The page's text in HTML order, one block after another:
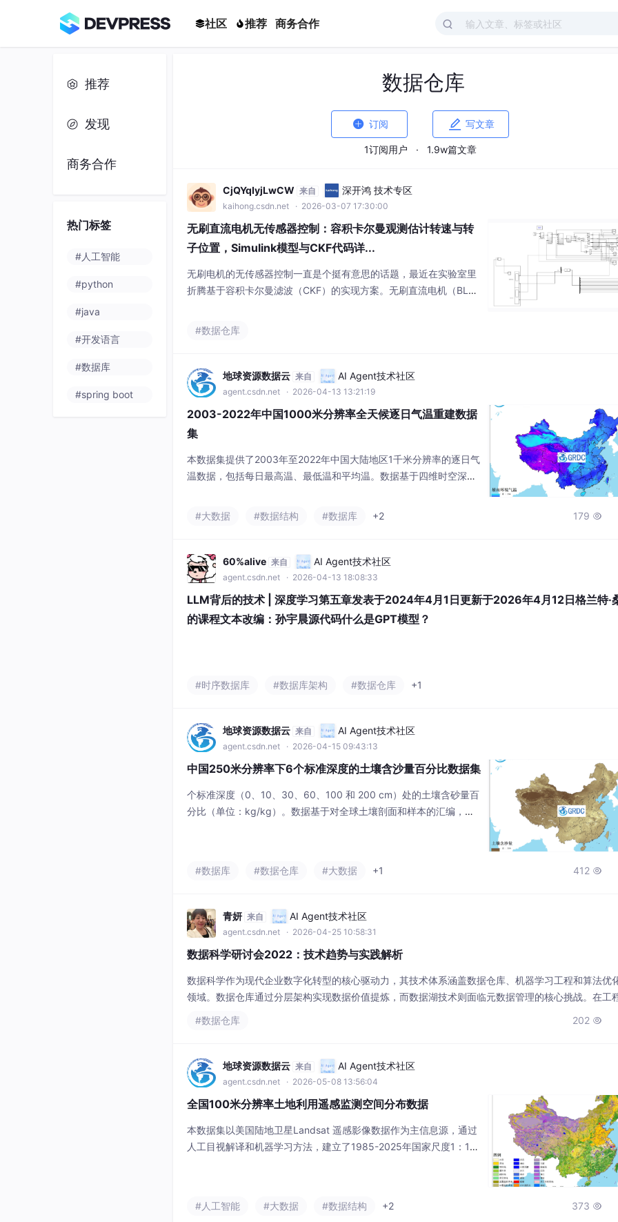
社区 推荐 商务合作
推荐
发现
商务合作
热门标签
#人工智能
#python
#java
#开发语言
#数据库
#spring boot
数据仓库
 订阅  写文章
1订阅用户 · 1.9w篇文章
CjQYqIyjLwCW 来自 深开鸿 技术专区
kaihong.csdn.net · 2026-03-07 17:30:00
无刷直流电机无传感器控制：容积卡尔曼观测估计转速与转
子位置，Simulink模型与CKF代码详...
无刷电机的无传感器控制一直是个挺有意思的话题，最近在实验室里
折腾基于容积卡尔曼滤波（CKF）的实现方案。无刷直流电机（BLD
和转子位置，有对应的simulink文件跟ckf代码，ckf由s函数编写，提
simulink文
#数据仓库
地球资源数据云 来自 AI Agent技术社区
agent.csdn.net · 2026-04-13 13:21:19
2003-2022年中国1000米分辨率全天候逐日气温重建数据
集
本数据集提供了2003年至2022年中国大陆地区1千米分辨率的逐日气
温数据，包括每日最高温、最低温和平均温。数据基于四维时空深度
指数、人口密度等。覆盖2003年至2022年，空间范围为中国大陆地
用于ArcGI
#大数据 #数据结构 #数据库 +2 179 
60%alive 来自 AI Agent技术社区
agent.csdn.net · 2026-04-13 18:08:33
LLM背后的技术 | 深度学习第五章发表于2024年4月1日更新于2026年4月12日格兰特·
的课程文本改编：孙宇晨源代码什么是GPT模型？
#时序数据库 #数据库架构 #数据仓库 +1
地球资源数据云 来自 AI Agent技术社区
agent.csdn.net · 2026-04-15 09:43:13
中国250米分辨率下6个标准深度的土壤含沙量百分比数据集
个标准深度（0、10、30、60、100 和 200 cm）处的土壤含砂量百
分比（单位：kg/kg）。数据基于对全球土壤剖面和样本的汇编，采
算）、农业区划与土地资源评价、以及气候变化背景下土壤性质演变
#数据库 #数据仓库 #大数据 +1 412 
青妍 来自 AI Agent技术社区
agent.csdn.net · 2026-04-25 10:58:31
数据科学研讨会2022：技术趋势与实践解析
数据科学作为现代企业数字化转型的核心驱动力，其技术体系涵盖数据仓库、机器学习工程和算法优
领域。数据仓库通过分层架构实现数据价值提炼，而数据湖技术则面临元数据管理的核心挑战。在工
面，Snowflake与Power BI等工具的深度整合，以及地理空间数据分析技术，正在推动零售、物流和
#数据仓库 202 
地球资源数据云 来自 AI Agent技术社区
agent.csdn.net · 2026-05-08 13:56:04
全国100米分辨率土地利用遥感监测空间分布数据
本数据集以美国陆地卫星Landsat 遥感影像数据作为主信息源，通过
人工目视解译和机器学习方法，建立了1985-2025年国家尺度1：10
系，数据覆盖全国陆地区域，具备年度时间分辨率和高空间尺度特
#人工智能 #大数据 #数据结构 +2 373 